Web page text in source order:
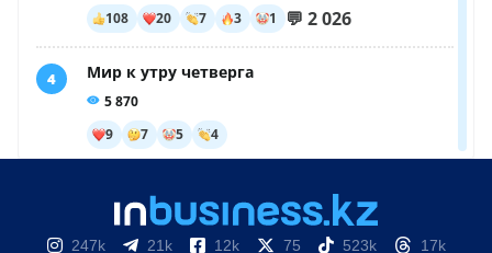
247k 21k 12k 75 523k 17k